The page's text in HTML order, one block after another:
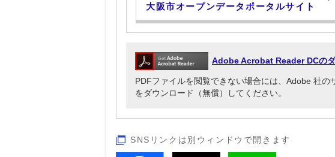
大阪市オープンデータポータルサイト
Adobe Acrobat Reader DCのダ
PDFファイルを閲覧できない場合には、Adobe 社
をダウンロード（無償）してください。
SNSリンクは別ウィンドウで開きます